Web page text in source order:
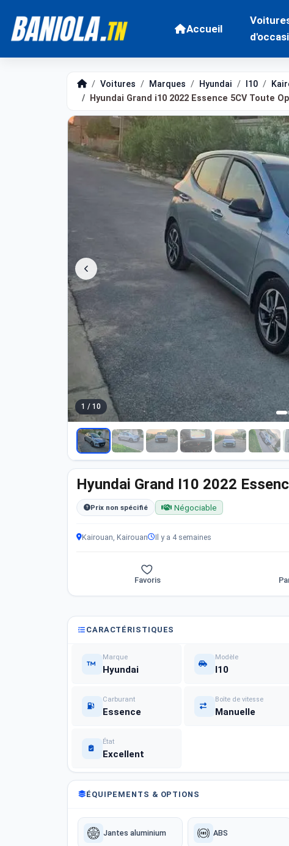
Accueil
Voitures Marques Hyundai I10
Hyundai Grand i10 2022 Essence 5CV Toute
1 / 10
Hyundai Grand I10 2022
Prix non spécifié Négociable
Kairouan, Kairouan Il y a 4 semaines
Favoris
CARACTÉRISTIQUES
Marque
Hyundai
Modèle
I10
Carburant
Essence
Boîte de vitesse
Manuelle
État
Excellent
ÉQUIPEMENTS & OPTIONS
Jantes aluminium ABS